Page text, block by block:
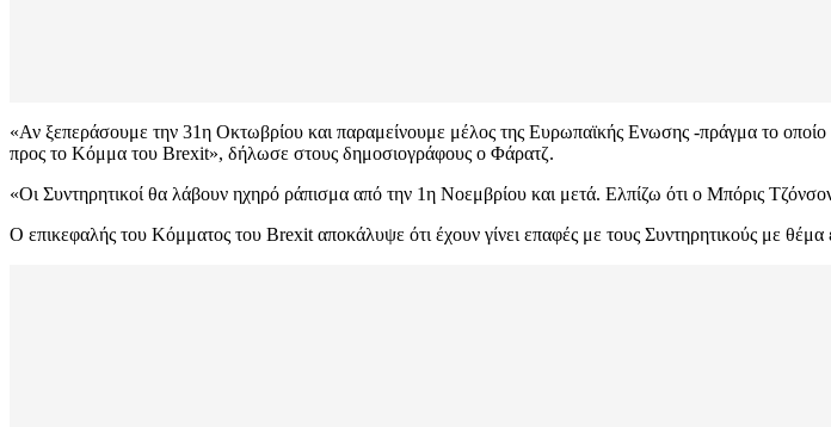
«Αν ξεπεράσουμε την 31η Οκτωβρίου και παραμείνουμε μέλος της Ευρωπαϊκής Ενωσης -πράγμα το οποίο
προς το Κόμμα του Brexit», δήλωσε στους δημοσιογράφους ο Φάρατζ.
«Οι Συντηρητικοί θα λάβουν ηχηρό ράπισμα από την 1η Νοεμβρίου και μετά. Ελπίζω ότι ο Μπόρις
Ο επικεφαλής του Κόμματος του Brexit αποκάλυψε ότι έχουν γίνει επαφές με τους Συντηρητικούς με